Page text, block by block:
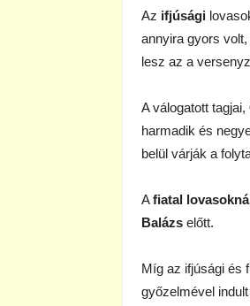
Az ifjúsági
annyira gyors
lesz az a
A válogatott tagjai,
harmadik és
belül várják a
Afiatal
Balázs előtt.
Míg az ifjúsági és
győzelmével